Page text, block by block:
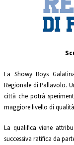
La Showy Boys
Regionale di Pallavolo.
città che potrà
maggiore livello di
La qualifica viene
successiva ratifica da